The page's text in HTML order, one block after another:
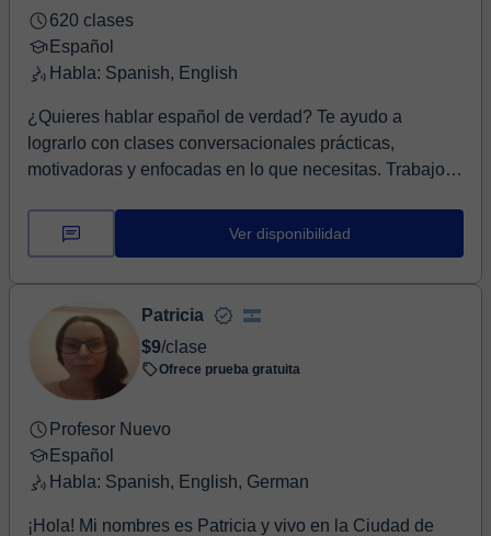
620 clases
Español
Habla: Spanish, English
¿Quieres hablar español de verdad? Te ayudo a
lograrlo con clases conversacionales prácticas,
motivadoras y enfocadas en lo que necesitas. Trabajo
Ver disponibilidad
Patricia
$9/clase
Ofrece prueba gratuita
Profesor Nuevo
Español
Habla: Spanish, English, German
¡Hola! Mi nombres es Patricia y vivo en la Ciudad de